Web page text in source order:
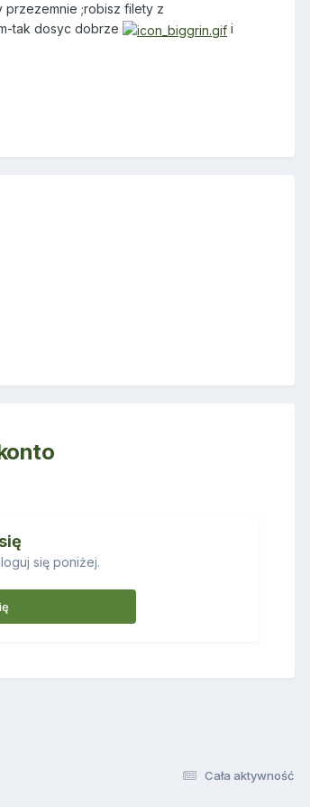
przezemnie ;robisz filety z
tak dosyc dobrze
i
się poniżej.
Cała aktywność